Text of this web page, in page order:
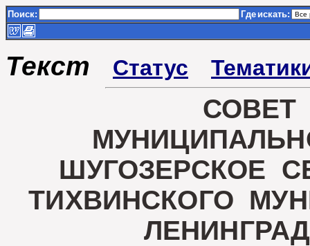
Поиск: Где искать:
Текст Статус
СОВЕТ
ШУГОЗЕРСКОЕ
ТИХВИНСКОГО